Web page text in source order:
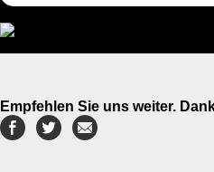
Empfehlen Sie uns weiter.